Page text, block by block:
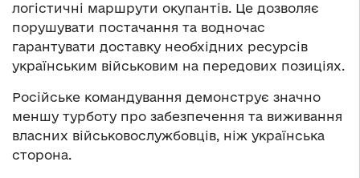
логістичні маршрути окупантів. Це дозволяє
порушувати постачання та водночас
гарантувати доставку необхідних ресурсів
українським військовим на передових позиціях.
Російське командування демонструє значно
меншу турботу про забезпечення та виживання
власних військовослужбовців, ніж українська
сторона.